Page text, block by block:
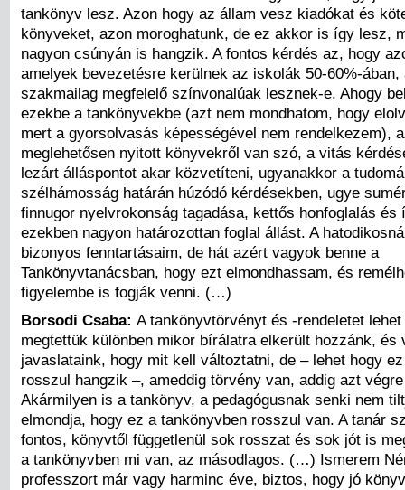
tankönyv lesz. Azon hogy az állam vesz kiadókat és
könyveket, azon moroghatunk, de ez akkor is így lesz,
nagyon csúnyán is hangzik. A fontos kérdés az, hogy
amelyek bevezetésre kerülnek az iskolák 50-60%-ában,
szakmailag megfelelő színvonalúak lesznek-e. Ahogy
ezekbe a tankönyvekbe (azt nem mondhatom, hogy
mert a gyorsolvasás képességével nem rendelkezem),
meglehetősen nyitott könyvekről van szó, a vitás
lezárt álláspontot akar közvetíteni, ugyanakkor a
szélhámosság határán húzódó kérdésekben, ugye
finnugor nyelvrokonság tagadása, kettős honfoglalás és
ezekben nagyon határozottan foglal állást. A
bizonyos fenntartásaim, de hát azért vagyok benne a
Tankönyvtanácsban, hogy ezt elmondhassam, és
figyelembe is fogják venni. (…)
Borsodi Csaba: A tankönyvtörvényt és -rendeletet
megtettük különben mikor bírálatra elkerült hozzánk, és
javaslataink, hogy mit kell változtatni, de – lehet hogy
rosszul hangzik –, ameddig törvény van, addig azt
Akármilyen is a tankönyv, a pedagógusnak senki nem
elmondja, hogy ez a tankönyvben rosszul van. A tanár
fontos, könyvtől függetlenül sok rosszat és sok jót is
a tankönyvben mi van, az másodlagos. (…) Ismerem
professzort már vagy harminc éve, biztos, hogy jó